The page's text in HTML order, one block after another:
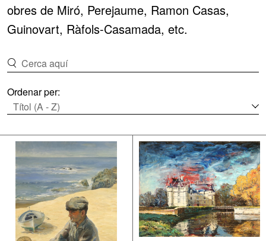
obres de Miró, Perejaume, Ramon Casas,
Guinovart, Ràfols-Casamada, etc.
Ordenar per: